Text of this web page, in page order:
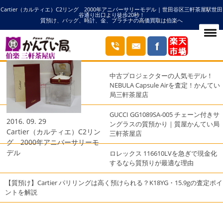
Cartier（カルティエ）C2リング 2000年アニバーサリーモデル | 世田谷区三軒茶屋駅世田
谷通り出口より徒歩20秒！
質預け、バッグ、時計、金、プラチナの高価買取は伯楽へ
HOME 2000年の記事一覧
ブログ
2016. 09. 29
Cartier（カルティエ）C2リン
グ 2000年アニバーサリーモ
デル
最近の投稿
中古プロジェクターの人気モデル！
NEBULA Capsule Airを査定！かんてい
局三軒茶屋店
GUCCI GG1089SA-005 チェーン付きサ
ングラスの質預かり｜質屋かんてい局
三軒茶屋店
ロレックス 116610LVを急ぎで現金化
するなら質預りが最適な理由
【質預け】Cartier パリリングは高く預けられる？K18YG・15.9gの査定ポイ
ントを解説